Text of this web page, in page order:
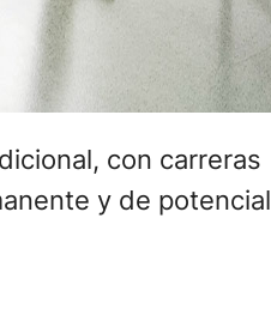
con carreras
y de potencial